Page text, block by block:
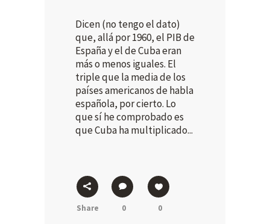
Dicen (no tengo el dato)
que, allá por 1960, el PIB de
España y el de Cuba eran
más o menos iguales. El
triple que la media de los
países americanos de habla
española, por cierto. Lo
que sí he comprobado es
que Cuba ha multiplicado...
Share 0 0